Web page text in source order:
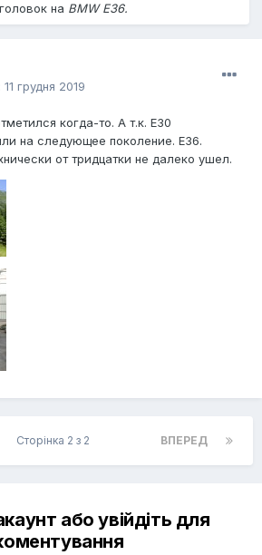
на BMW E36.
11 грудня 2019
когда-то. А т.к. Е30
на следующее поколение. Е36.
от тридцатки не далеко ушел.
ВПЕРЕД
Сторінка 2 з 2
або увійдіть для